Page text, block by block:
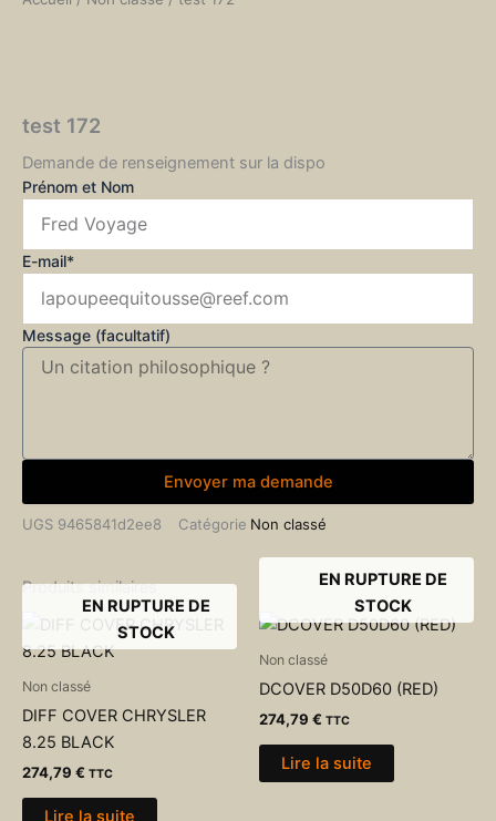
test 172
Demande de renseignement sur la dispo
Prénom et Nom
E-mail*
Message (facultatif)
Envoyer ma demande
UGS 9465841d2ee8 Catégorie Non classé
Produits similaires
EN RUPTURE DE
STOCK
Non classé
DIFF COVER CHRYSLER
8.25 BLACK
274,79 € TTC
Lire la suite
EN RUPTURE DE
STOCK
Non classé
DCOVER D50D60 (RED)
274,79 € TTC
Lire la suite